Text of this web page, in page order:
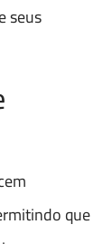
seus
que